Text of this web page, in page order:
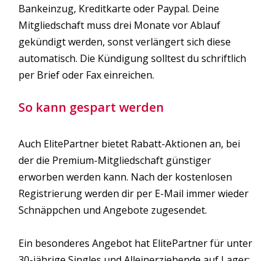
Bankeinzug, Kreditkarte oder Paypal. Deine
Mitgliedschaft muss drei Monate vor Ablauf
gekündigt werden, sonst verlängert sich diese
automatisch. Die Kündigung solltest du schriftlich
per Brief oder Fax einreichen.
So kann gespart werden
Auch ElitePartner bietet Rabatt-Aktionen an, bei
der die Premium-Mitgliedschaft günstiger
erworben werden kann. Nach der kostenlosen
Registrierung werden dir per E-Mail immer wieder
Schnäppchen und Angebote zugesendet.
Ein besonderes Angebot hat ElitePartner für unter